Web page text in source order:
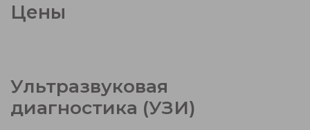
Цены
Ультразвуковая
диагностика (УЗИ)